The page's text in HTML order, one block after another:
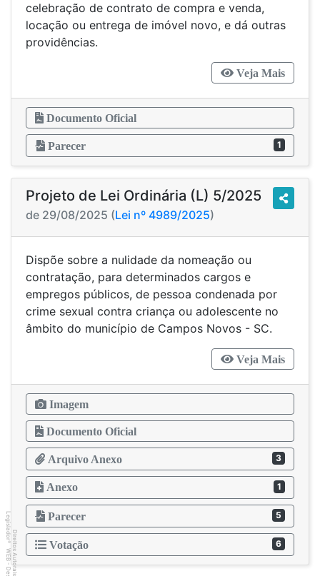
celebração de contrato de compra e venda,
locação ou entrega de imóvel novo, e dá outras
providências.
Veja Mais
Documento Oficial
Parecer 1
Projeto de Lei Ordinária (L) 5/2025
de 29/08/2025 (Lei nº 4989/2025)
Dispõe sobre a nulidade da nomeação ou
contratação, para determinados cargos e
empregos públicos, de pessoa condenada por
crime sexual contra criança ou adolescente no
âmbito do município de Campos Novos - SC.
Veja Mais
Imagem
Documento Oficial
Arquivo Anexo 3
Anexo 1
Parecer 5
Votação 6
Direitos Autorais
Legislador
®